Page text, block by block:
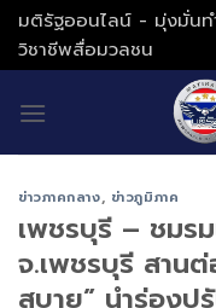
Skip
to
content
มติรัฐออนไลน์ - มุ่งมั่นท
วิชาชีพสื่อมวลชน
ข่าวภาคกลาง, ข่าวภูมิภาค
เพชรบุรี – ชมร
จ.เพชรบุรี สาน
สบาย” นำร่องป